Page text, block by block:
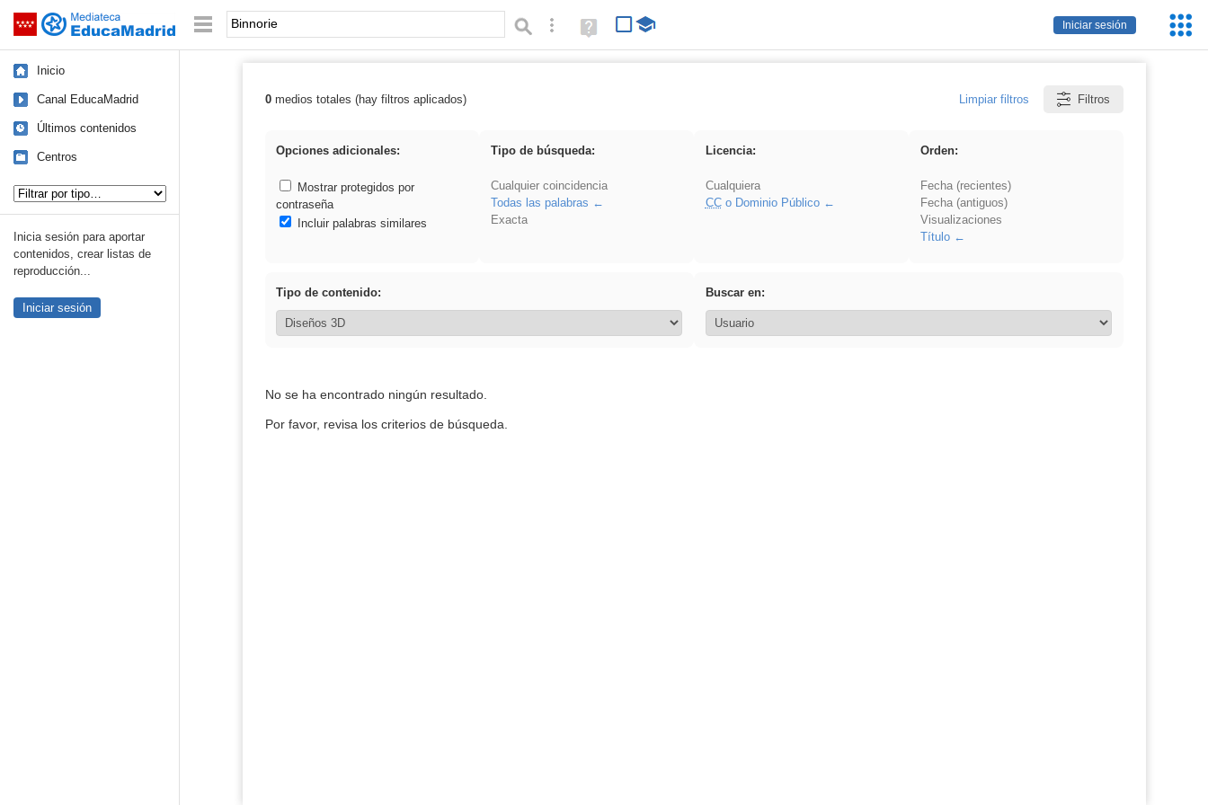
Saltar navegación
Iniciar sesión
Palabra o frase: Búsqueda avanzada
Ayuda
(en
Inicio
Canal EducaMadrid
Últimos contenidos
Centros
Inicia sesión para aportar
contenidos, crear listas de
reproducción...
Iniciar sesión
Resultados de: Binnorie
0medios totales (hay filtros aplicados) Limpiar filtros Filtros
Opciones adicionales:
Mostrar protegidos por
contraseña
Incluir palabras similares
Tipo de búsqueda:
Cualquier coincidencia
Todas las palabras
Exacta
Licencia:
Cualquiera
CCo Dominio Público
Orden:
Fecha (recientes)
Fecha (antiguos)
Visualizaciones
Título
Tipo de contenido: Buscar en:
No se ha encontrado ningún resultado.
Por favor, revisa los criterios de búsqueda.